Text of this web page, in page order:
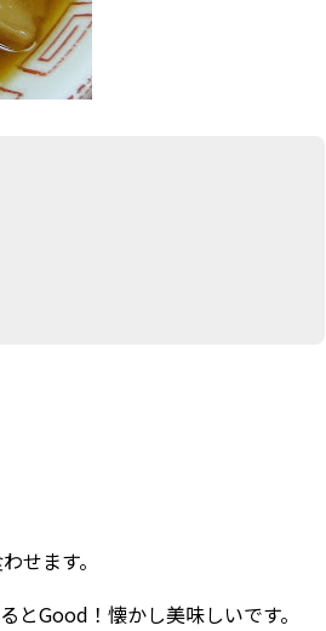
せます。
Good！懐かし美味しいです。